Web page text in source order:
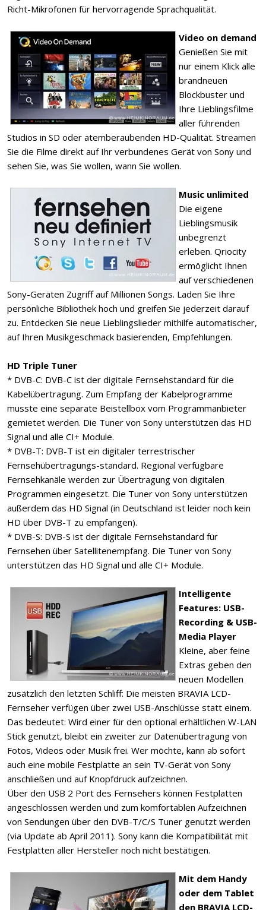
Richt-Mikrofonen für hervorragende Sprachqualität.
Video on demand
Genießen Sie mit
nur einem Klick alle
brandneuen
Blockbuster und
Ihre Lieblingsfilme
aller führenden
Studios in SD oder atemberaubenden HD-Qualität. Streamen
Sie die Filme direkt auf Ihr verbundenes Gerät von Sony und
sehen Sie, was Sie wollen, wann Sie wollen.
Music unlimited
Die eigene
Lieblingsmusik
unbegrenzt
erleben. Qriocity
ermöglicht Ihnen
auf verschiedenen
Sony-Geräten Zugriff auf Millionen Songs. Laden Sie Ihre
persönliche Bibliothek hoch und greifen Sie jederzeit darauf
zu. Entdecken Sie neue Lieblingslieder mithilfe automatischer,
auf Ihren Musikgeschmack basierenden, Empfehlungen.
HD Triple Tuner
* DVB-C: DVB-C ist der digitale Fernsehstandard für die
Kabelübertragung. Zum Empfang der Kabelprogramme
musste eine separate Beistellbox vom Programmanbieter
gemietet werden. Die Tuner von Sony unterstützen das HD
Signal und alle CI+ Module.
* DVB-T: DVB-T ist ein digitaler terrestrischer
Fernsehübertragungs-standard. Regional verfügbare
Fernsehkanäle werden zur Übertragung von digitalen
Programmen eingesetzt. Die Tuner von Sony unterstützen
außerdem das HD Signal (in Deutschland ist leider noch kein
HD über DVB-T zu empfangen).
* DVB-S: DVB-S ist der digitale Fernsehstandard für
Fernsehen über Satellitenempfang. Die Tuner von Sony
unterstützen das HD Signal und alle CI+ Module.
Intelligente
Features: USB-
Recording & USB-
Media Player
Kleine, aber feine
Extras geben den
neuen Modellen
zusätzlich den letzten Schliff: Die meisten BRAVIA LCD-
Fernseher verfügen über zwei USB-Anschlüsse statt einem.
Das bedeutet: Wird einer für den optional erhältlichen W-LAN
Stick genutzt, bleibt ein zweiter zur Datenübertragung von
Fotos, Videos oder Musik frei. Wer möchte, kann ab sofort
auch eine mobile Festplatte an sein TV-Gerät von Sony
anschließen und auf Knopfdruck aufzeichnen.
Über den USB 2 Port des Fernsehers können Festplatten
angeschlossen werden und zum komfortablen Aufzeichnen
von Sendungen über den DVB-T/C/S Tuner genutzt werden
(via Update ab April 2011). Sony kann die Kompatibilität mit
Festplatten aller Hersteller noch nicht bestätigen.
Mit dem Handy
oder dem Tablet
den BRAVIA LCD-